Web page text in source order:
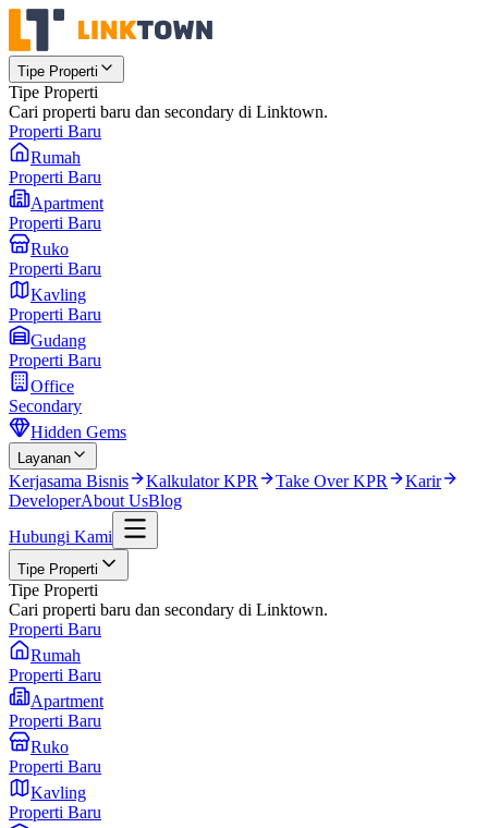
Tipe Properti
Tipe Properti
Cari properti baru dan secondary di Linktown.
Properti Baru
Rumah
Properti Baru
Apartment
Properti Baru
Ruko
Properti Baru
Kavling
Properti Baru
Gudang
Properti Baru
Office
Secondary
Hidden Gems
Layanan
Kerjasama Bisnis Kalkulator KPR Take Over KPR
Karir
DeveloperAbout UsBlog
Hubungi Kami
Tipe Properti
Tipe Properti
Cari properti baru dan secondary di Linktown.
Properti Baru
Rumah
Properti Baru
Apartment
Properti Baru
Ruko
Properti Baru
Kavling
Properti Baru